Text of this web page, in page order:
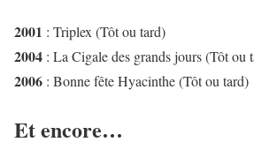
2001 : Triplex (Tôt ou tard)
2004 : La Cigale des grands jours (Tôt ou
2006 : Bonne fête Hyacinthe (Tôt ou tard)
Et encore…